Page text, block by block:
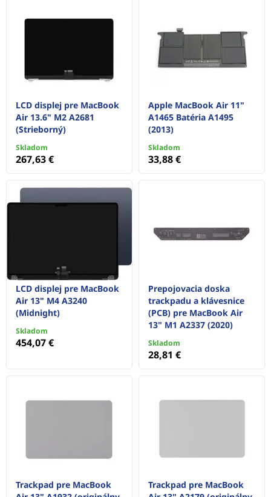
LCD displej pre MacBook
Air 13.6" M2 A2681
(Strieborný)
Skladom
267,63 €
Apple MacBook Air 11"
A1465 Batéria A1495
(2013)
Skladom
33,88 €
LCD displej pre MacBook
Air 13" M4 A3240
(Midnight)
Skladom
454,07 €
Prepojovacia doska
trackpadu a klávesnice
(PCB) pre MacBook Air
13" M1 A2337 (2020)
Skladom
28,81 €
Trackpad pre MacBook
Trackpad pre MacBook